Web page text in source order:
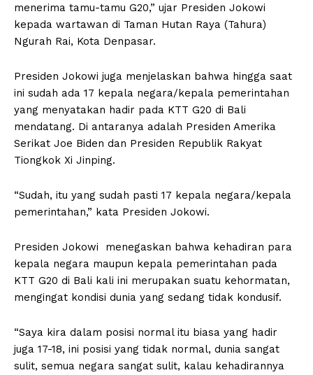
menerima tamu-tamu G20,” ujar Presiden Jokowi
kepada wartawan di Taman Hutan Raya (Tahura)
Ngurah Rai, Kota Denpasar.
Presiden Jokowi juga menjelaskan bahwa hingga saat
ini sudah ada 17 kepala negara/kepala pemerintahan
yang menyatakan hadir pada KTT G20 di Bali
mendatang. Di antaranya adalah Presiden Amerika
Serikat Joe Biden dan Presiden Republik Rakyat
Tiongkok Xi Jinping.
“Sudah, itu yang sudah pasti 17 kepala negara/kepala
pemerintahan,” kata Presiden Jokowi.
Presiden Jokowi menegaskan bahwa kehadiran para
kepala negara maupun kepala pemerintahan pada
KTT G20 di Bali kali ini merupakan suatu kehormatan,
mengingat kondisi dunia yang sedang tidak kondusif.
“Saya kira dalam posisi normal itu biasa yang hadir
juga 17-18, ini posisi yang tidak normal, dunia sangat
sulit, semua negara sangat sulit, kalau kehadirannya